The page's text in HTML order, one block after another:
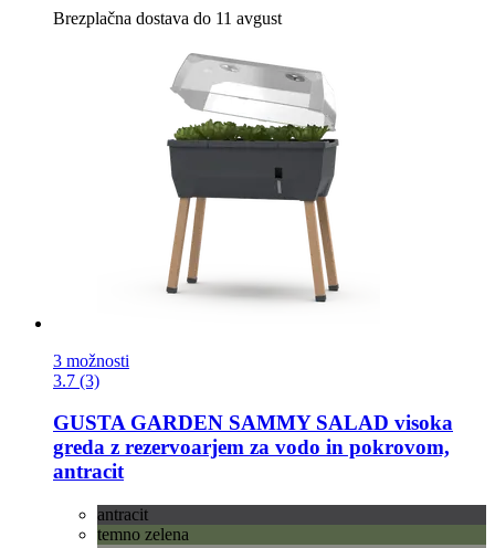
Brezplačna dostava do 11 avgust
3 možnosti
3.7 (3)
GUSTA GARDEN SAMMY SALAD visoka
greda z rezervoarjem za vodo in pokrovom,
antracit
antracit
temno zelena